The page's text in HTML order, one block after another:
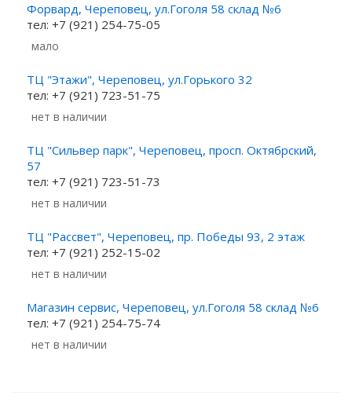
Форвард, Череповец, ул.Гоголя 58 склад №6
тел: +7 (921) 254-75-05
Мало
ТЦ "Этажи", Череповец, ул.Горького 32
тел: +7 (921) 723-51-75
Нет в наличии
ТЦ "Сильвер парк", Череповец, просп. Октябрский,
57
тел: +7 (921) 723-51-73
Нет в наличии
ТЦ "Рассвет", Череповец, пр. Победы 93, 2 этаж
тел: +7 (921) 252-15-02
Нет в наличии
Магазин сервис, Череповец, ул.Гоголя 58 склад №6
тел: +7 (921) 254-75-74
Нет в наличии